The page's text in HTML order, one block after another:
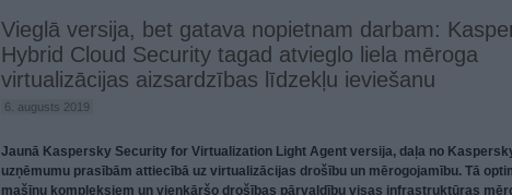
Vieglā versija, bet gatava nopietnam darbam:
Hybrid Cloud Security tagad atvieglo liela mēroga
virtualizācijas aizsardzības līdzekļu ieviešanu
6. augusts 2019
Jaunā Kaspersky Security for Virtualization Light Agent versija, daļa no
uzņēmumu prasībām attiecībā uz virtualizācijas drošību un mērogojamību. Tā
mašīnu kompleksiem un vienkāršo drošības pārvaldību visas infrastruktūras